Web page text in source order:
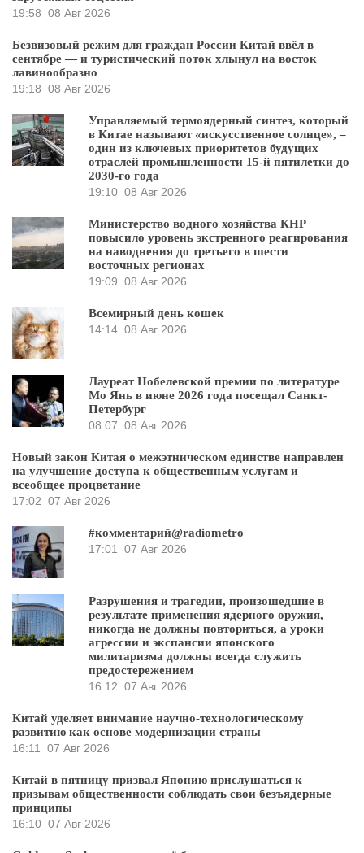
19:58 08 Авг 2026
Безвизовый режим для граждан России Китай ввёл в
сентябре — и туристический поток хлынул на восток
лавинообразно
19:18 08 Авг 2026
Управляемый термоядерный синтез, который
в Китае называют «искусственное солнце», –
один из ключевых приоритетов будущих
отраслей промышленности 15-й пятилетки до
2030-го года
19:10 08 Авг 2026
Министерство водного хозяйства КНР
повысило уровень экстренного реагирования
на наводнения до третьего в шести
восточных регионах
19:09 08 Авг 2026
Всемирный день кошек
14:14 08 Авг 2026
Лауреат Нобелевской премии по литературе
Мо Янь в июне 2026 года посещал Санкт-
Петербург
08:07 08 Авг 2026
Новый закон Китая о межэтническом единстве направлен
на улучшение доступа к общественным услугам и
всеобщее процветание
17:02 07 Авг 2026
#комментарий@radiometro
17:01 07 Авг 2026
Разрушения и трагедии, произошедшие в
результате применения ядерного оружия,
никогда не должны повториться, а уроки
агрессии и экспансии японского
милитаризма должны всегда служить
предостережением
16:12 07 Авг 2026
Китай уделяет внимание научно-технологическому
развитию как основе модернизации страны
16:11 07 Авг 2026
Китай в пятницу призвал Японию прислушаться к
призывам общественности соблюдать свои безъядерные
принципы
16:10 07 Авг 2026